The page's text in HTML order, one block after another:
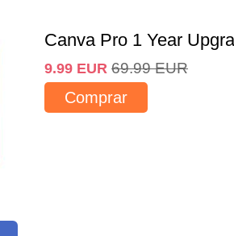
Canva Pro 1 Year
9.99 EUR 69.99 EUR
Comprar